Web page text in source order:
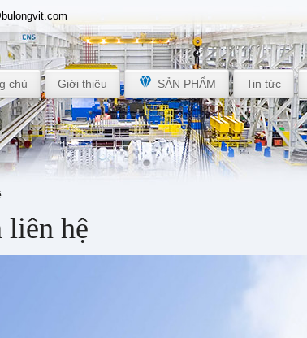
chủ Giới thiệu SẢN PHẨM Tin tức
liên hệ